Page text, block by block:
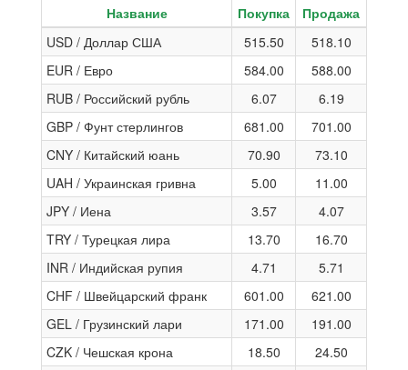
Название Покупка
Продажа
USD / Доллар США
515.50
518.10
EUR / Евро
584.00
588.00
RUB / Российский рубль
6.07
6.19
GBP / Фунт стерлингов
681.00
701.00
CNY / Китайский юань
70.90
73.10
UAH / Украинская гривна
5.00
11.00
JPY / Иена
3.57
4.07
TRY / Турецкая лира
13.70
16.70
INR / Индийская рупия
4.71
5.71
CHF / Швейцарский франк
601.00
621.00
GEL / Грузинский лари
171.00
191.00
CZK / Чешская крона
18.50
24.50